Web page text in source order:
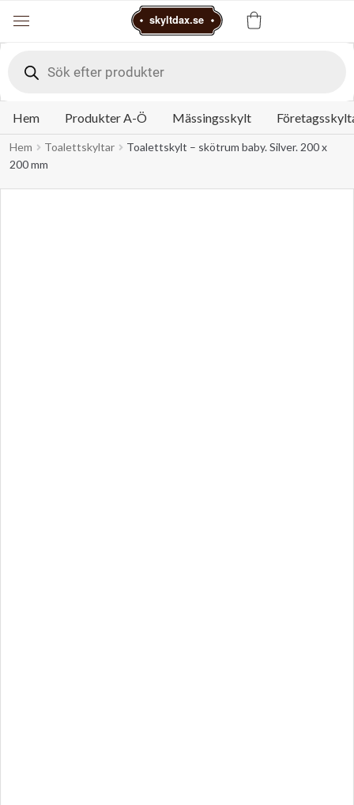
skyltdax.se
search
Hem Produkter A-Ö Mässingsskylt
Hem Toalettskyltar
Toalettskylt – skötrum baby. Silver. 200 x
200 mm